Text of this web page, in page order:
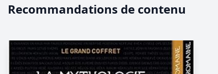
Recommandations de contenu